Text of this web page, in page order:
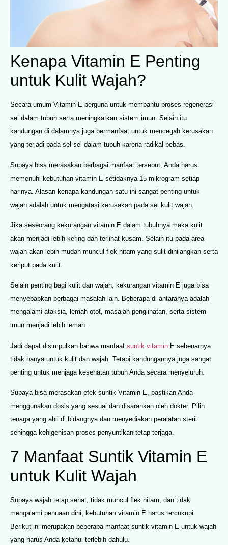
Kenapa Vitamin E Penting
untuk Kulit Wajah?
Secara umum Vitamin E berguna untuk membantu proses regenerasi
sel dalam tubuh serta meningkatkan sistem imun. Selain itu
kandungan di dalamnya juga bermanfaat untuk mencegah kerusakan
yang terjadi pada sel-sel dalam tubuh karena radikal bebas.
Supaya bisa merasakan berbagai manfaat tersebut, Anda harus
memenuhi kebutuhan vitamin E setidaknya 15 mikrogram setiap
harinya. Alasan kenapa kandungan satu ini sangat penting untuk
wajah adalah untuk mengatasi kerusakan pada sel kulit wajah.
Jika seseorang kekurangan vitamin E dalam tubuhnya maka kulit
akan menjadi lebih kering dan terlihat kusam. Selain itu pada area
wajah akan lebih mudah muncul flek hitam yang sulit dihilangkan serta
keriput pada kulit.
Selain penting bagi kulit dan wajah, kekurangan vitamin E juga bisa
menyebabkan berbagai masalah lain. Beberapa di antaranya adalah
mengalami ataksia, lemah otot, masalah penglihatan, serta sistem
imun menjadi lebih lemah.
Jadi dapat disimpulkan bahwa manfaat suntik vitamin E sebenarnya
tidak hanya untuk kulit dan wajah. Tetapi kandungannya juga sangat
penting untuk menjaga kesehatan tubuh Anda secara menyeluruh.
Supaya bisa merasakan efek suntik Vitamin E, pastikan Anda
menggunakan dosis yang sesuai dan disarankan oleh dokter. Pilih
tenaga yang ahli di bidangnya dan menyediakan peralatan steril
sehingga kehigenisan proses penyuntikan tetap terjaga.
7 Manfaat Suntik Vitamin E
untuk Kulit Wajah
Supaya wajah tetap sehat, tidak muncul flek hitam, dan tidak
mengalami penuaan dini, kebutuhan vitamin E harus tercukupi.
Berikut ini merupakan beberapa manfaat suntik vitamin E untuk wajah
yang harus Anda ketahui terlebih dahulu.